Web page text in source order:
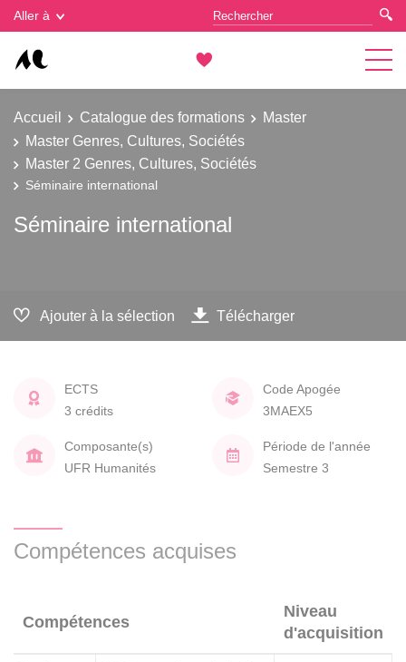
Aller à
Accueil Catalogue des formations
Master
Master Genres, Cultures, Sociétés
Master 2 Genres, Cultures, Sociétés
Séminaire international
Séminaire international
Ajouter à la sélection Télécharger
ECTS
3 crédits
Code Apogée
3MAEX5
Composante(s)
UFR Humanités
Période de l'année
Semestre 3
Compétences acquises
Compétences
Niveau
d'acquisition
Gestion des cookies